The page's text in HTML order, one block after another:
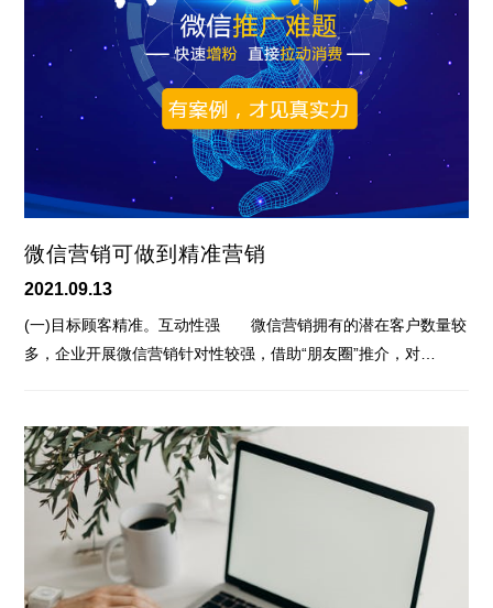
微信营销可做到精准营销
2021.09.13
(一)目标顾客精准。互动性强 微信营销拥有的潜在客户数量较
多，企业开展微信营销针对性较强，借助“朋友圈”推介，对…